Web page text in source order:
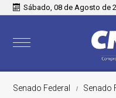
Sábado, 08 de Agosto de
Senado Federal Senado